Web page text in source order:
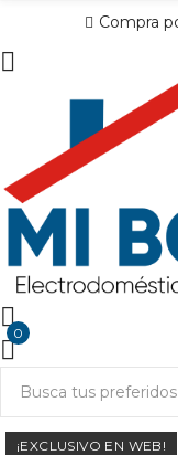
Compra
0
¡EXCLUSIVO EN WEB!